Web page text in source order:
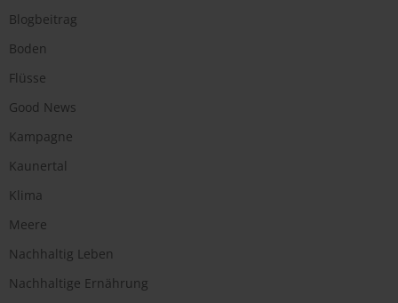
Blogbeitrag
Boden
Flüsse
Good News
Kampagne
Kaunertal
Klima
Meere
Nachhaltig Leben
Nachhaltige Ernährung